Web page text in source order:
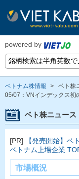
powered by
ベトナム株情報 > ベト株
05/07：VNインデックス初
ベト株ニュース
[PR]
【発売開始】ベ
ベトナム上場企業
市場概況